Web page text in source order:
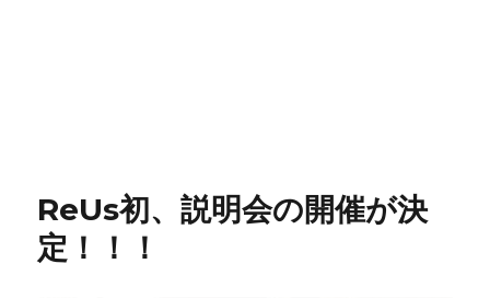
ReUs初、説明会の開催が決
定！！！